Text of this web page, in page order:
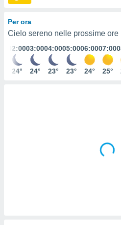
simili,
ACCETTA
CONTINUA
IMPOSTAZIONI
Per ora
Cielo sereno nelle prossime ore
02:00
24°
03:00
24°
04:00
23°
05:00
23°
06:00
24°
07:00
25°